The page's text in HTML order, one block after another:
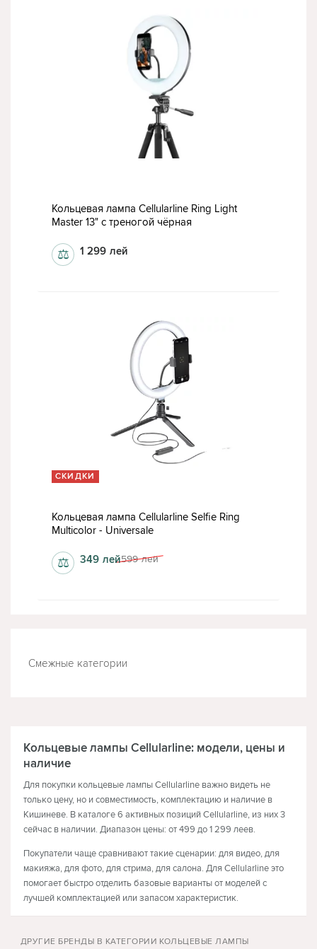
Кольцевая лампа Cellularline Ring Light
Master 13" с треногой чёрная
1 299 лей
⚖
СКИДКИ
Кольцевая лампа Cellularline Selfie Ring
Multicolor - Universale
599 лей
349 лей
⚖
Смежные категории
Кольцевые лампы Cellularline: модели, цены и
наличие
Для покупки кольцевые лампы Cellularline важно видеть не
только цену, но и совместимость, комплектацию и наличие в
Кишиневе. В каталоге 6 активных позиций Cellularline, из них 3
сейчас в наличии. Диапазон цены: от 499 до 1 299 леев.
Покупатели чаще сравнивают такие сценарии: для видео, для
макияжа, для фото, для стрима, для салона. Для Cellularline это
помогает быстро отделить базовые варианты от моделей с
лучшей комплектацией или запасом характеристик.
Кольцевые лампы Cellularline можно выбирать для видео, для
ДРУГИЕ БРЕНДЫ В КАТЕГОРИИ КОЛЬЦЕВЫЕ ЛАМПЫ